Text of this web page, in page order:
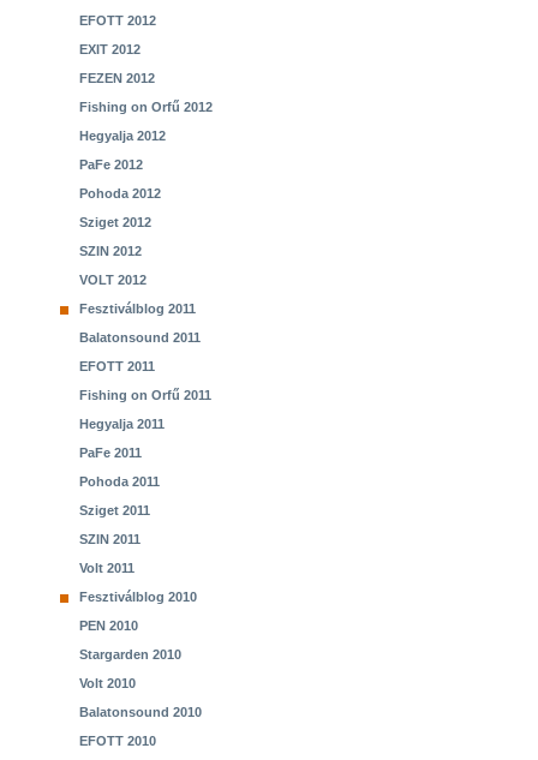
EFOTT 2012
EXIT 2012
FEZEN 2012
Fishing on Orfű 2012
Hegyalja 2012
PaFe 2012
Pohoda 2012
Sziget 2012
SZIN 2012
VOLT 2012
Fesztiválblog 2011
Balatonsound 2011
EFOTT 2011
Fishing on Orfű 2011
Hegyalja 2011
PaFe 2011
Pohoda 2011
Sziget 2011
SZIN 2011
Volt 2011
Fesztiválblog 2010
PEN 2010
Stargarden 2010
Volt 2010
Balatonsound 2010
EFOTT 2010